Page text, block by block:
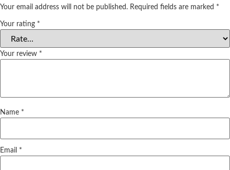
Your email address will not be published. Required fields are marked *
Your rating *
Your review *
Name *
Email *